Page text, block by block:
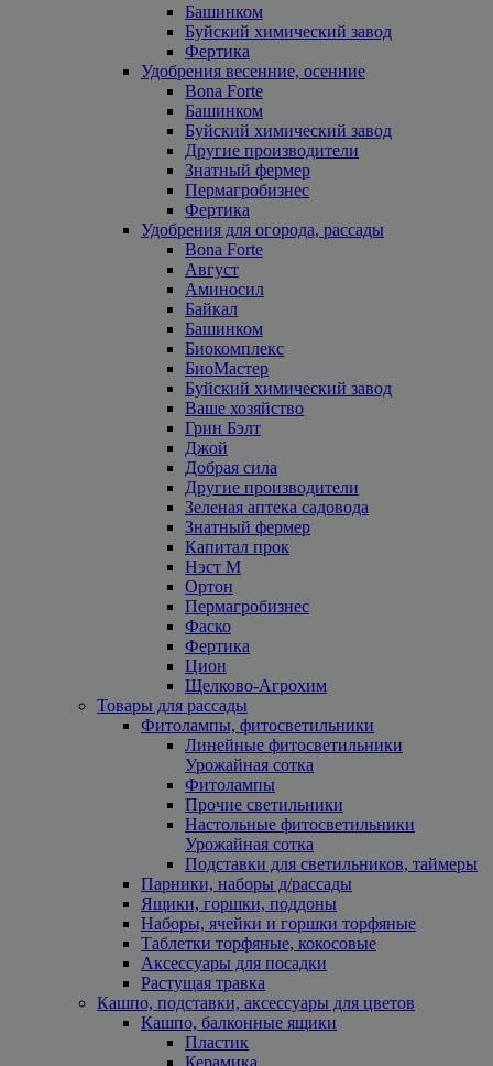
Башинком
Буйский химический завод
Фертика
Удобрения весенние, осенние
Bona Forte
Башинком
Буйский химический завод
Другие производители
Знатный фермер
Пермагробизнес
Фертика
Удобрения для огорода, рассады
Bona Forte
Август
Аминосил
Байкал
Башинком
Биокомплекс
БиоМастер
Буйский химический завод
Ваше хозяйство
Грин Бэлт
Джой
Добрая сила
Другие производители
Зеленая аптека садовода
Знатный фермер
Капитал прок
Нэст М
Ортон
Пермагробизнес
Фаско
Фертика
Цион
Щелково-Агрохим
Товары для рассады
Фитолампы, фитосветильники
Линейные фитосветильники
Урожайная сотка
Фитолампы
Прочие светильники
Настольные фитосветильники
Урожайная сотка
Подставки для светильников, таймеры
Парники, наборы д/рассады
Ящики, горшки, поддоны
Наборы, ячейки и горшки торфяные
Таблетки торфяные, кокосовые
Аксессуары для посадки
Растущая травка
Кашпо, подставки, аксессуары для цветов
Кашпо, балконные ящики
Пластик
Керамика